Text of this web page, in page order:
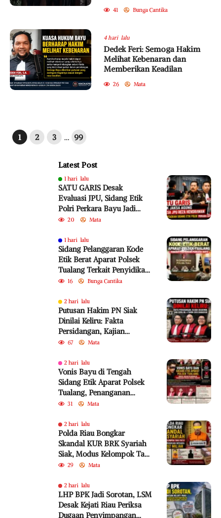
41 Bunga Cantika
4 hari lalu
Dedek Feri: Semoga Hakim
Melihat Kebenaran dan
Memberikan Keadilan
26 Mata
1 2 3 … 99
Latest Post
1 hari lalu
SATU GARIS Desak
Evaluasi JPU, Sidang Etik
Polri Perkara Bayu Jadi
Sorotan
20 Mata
1 hari lalu
Sidang Pelanggaran Kode
Etik Berat Aparat Polsek
Tualang Terkait Penyidikan
Perkara Bayu
16 Bunga Cantika
2 hari lalu
Putusan Hakim PN Siak
Dinilai Keliru: Fakta
Persidangan, Kajian
Akademik, dan SEMA No. 4
67 Mata
2 hari lalu
Vonis Bayu di Tengah
Sidang Etik Aparat Polsek
Tualang, Penanganan
Perkara Kembali Jadi
31 Mata
2 hari lalu
Polda Riau Bongkar
Skandal KUR BRK Syariah
Siak, Modus Kelompok Tani
Fiktif Diduga Rugikan
29 Mata
2 hari lalu
LHP BPK Jadi Sorotan, LSM
Desak Kejati Riau Periksa
Dugaan Penyimpangan